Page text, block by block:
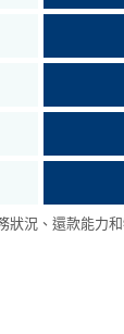
狀況、還款能力